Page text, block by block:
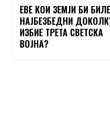
ЕВЕ КОИ ЗЕМЈИ БИ БИЛЕ
НАЈБЕЗБЕДНИ
ИЗБИЕ ТРЕТА СВЕТСКА
ВОЈНА?